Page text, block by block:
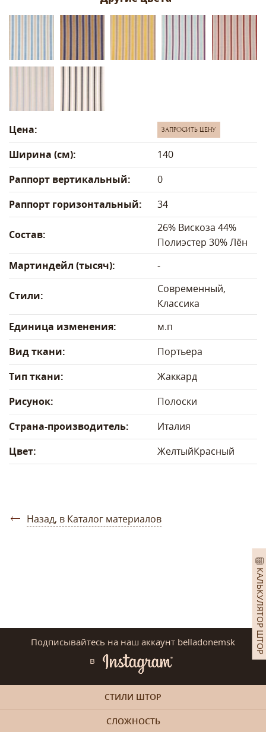
КАЛЬКУЛЯТОР ШТОР
Цена: ЗАПРОСИТЬ ЦЕНУ
Ширина (см):
140
Раппорт вертикальный:
0
Раппорт горизонтальный:
34
Состав:
26% Вискоза 44%
Полиэстер 30% Лён
Мартиндейл (тысяч):
-
Стили:
Современный,
Классика
Единица изменения:
м.п
Вид ткани:
Портьера
Тип ткани:
Жаккард
Рисунок:
Полоски
Страна-производитель:
Италия
Цвет:
ЖелтыйКрасный
Назад, в Каталог материалов
Подписывайтесь на наш аккаунт belladonemsk
в
СТИЛИ ШТОР
СЛОЖНОСТЬ